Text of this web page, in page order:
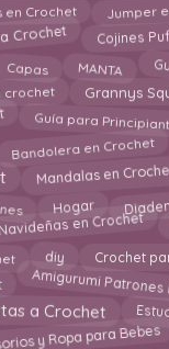
en Crochet Jumper
Crochet Cojines Puf
Capas MANTA
crochet Grannys
Guía para
Bandolera en Crochet
Mandalas en
Hogar
en Crochet
diy Crochet
Amigurumi Patrones
a Crochet